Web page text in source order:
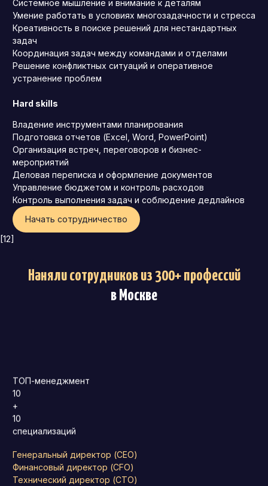
Системное мышление и внимание к деталям
Умение работать в условиях многозадачности и стресса
Креативность в поиске решений для нестандартных
задач
Координация задач между командами и отделами
Решение конфликтных ситуаций и оперативное
устранение проблем
Hard skills
Владение инструментами планирования
Подготовка отчетов (Excel, Word, PowerPoint)
Организация встреч, переговоров и бизнес-
мероприятий
Деловая переписка и оформление документов
Управление бюджетом и контроль расходов
Контроль выполнения задач и соблюдение дедлайнов
Начать сотрудничество
[12]
Наняли сотрудников из 300+ профессий
в Москве
ТОП-менеджмент
10
+
10
специализаций
Генеральный директор (CEO)
Финансовый директор (CFO)
Технический директор (CTO)